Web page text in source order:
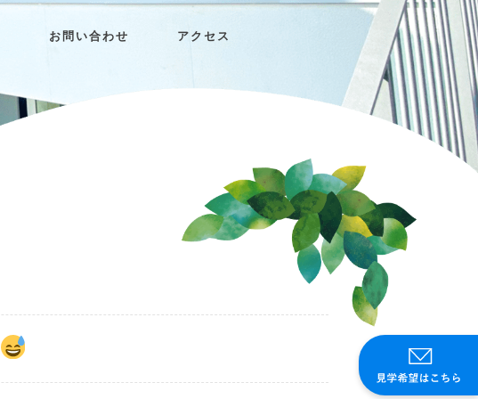
お問い合わせ アクセス